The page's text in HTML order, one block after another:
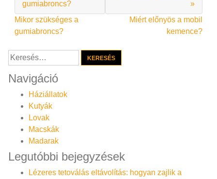
gumiabroncs?
»
Bejegyzés
navigáció
Mikor szükséges a
gumiabroncs?
Miért előnyös a mobil
kemence?
Keresés:
Navigáció
Háziállatok
Kutyák
Lovak
Macskák
Madarak
Legutóbbi bejegyzések
Lézeres tetoválás eltávolítás: hogyan zajlik a